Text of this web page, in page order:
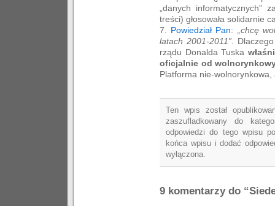
„danych informatycznych”
treści) głosowała solidarnie
7. Powiedział Pan:
„chcę
latach 2001-2011”.
rządu Donalda Tuska
oficjalnie od
Platforma nie-wolnorynkowa,
Ten wpis został
zaszufladkowany do
odpowiedzi do tego wpisu
końca wpisu i dodać
wyłączona.
9 komentarzy do